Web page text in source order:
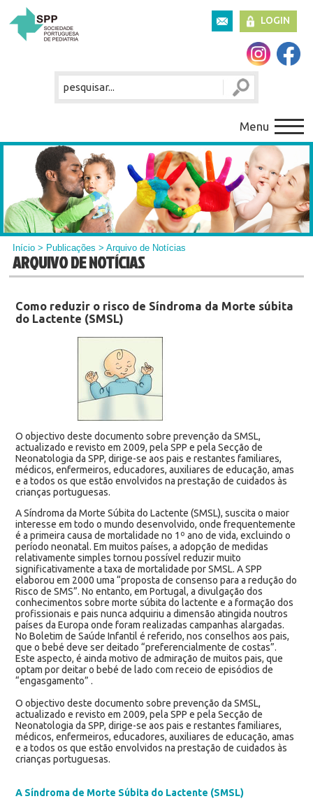
LOGIN
Menu
Início > Publicações > Arquivo de Notícias
ARQUIVO DE NOTÍCIAS
Como reduzir o risco de Síndroma da Morte súbita
do Lactente (SMSL)
O objectivo deste documento sobre prevenção da SMSL,
actualizado e revisto em 2009, pela SPP e pela Secção de
Neonatologia da SPP, dirige-se aos pais e restantes familiares,
médicos, enfermeiros, educadores, auxiliares de educação, amas
e a todos os que estão envolvidos na prestação de cuidados às
crianças portuguesas.
A Síndroma da Morte Súbita do Lactente (SMSL), suscita o maior
interesse em todo o mundo desenvolvido, onde frequentemente
é a primeira causa de mortalidade no 1º ano de vida, excluindo o
período neonatal. Em muitos países, a adopção de medidas
relativamente simples tornou possível reduzir muito
significativamente a taxa de mortalidade por SMSL. A SPP
elaborou em 2000 uma “proposta de consenso para a redução do
Risco de SMS”. No entanto, em Portugal, a divulgação dos
conhecimentos sobre morte súbita do lactente e a formação dos
profissionais e pais nunca adquiriu a dimensão atingida noutros
países da Europa onde foram realizadas campanhas alargadas.
No Boletim de Saúde Infantil é referido, nos conselhos aos pais,
que o bebé deve ser deitado “preferencialmente de costas”.
Este aspecto, é ainda motivo de admiração de muitos pais, que
optam por deitar o bebé de lado com receio de episódios de
“engasgamento” .
O objectivo deste documento sobre prevenção da SMSL,
actualizado e revisto em 2009, pela SPP e pela Secção de
Neonatologia da SPP, dirige-se aos pais e restantes familiares,
médicos, enfermeiros, educadores, auxiliares de educação, amas
e a todos os que estão envolvidos na prestação de cuidados às
crianças portuguesas.
A Síndroma de Morte Súbita do Lactente (SMSL)